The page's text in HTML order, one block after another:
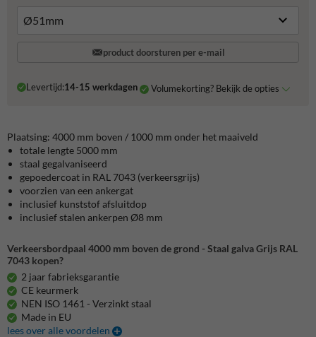
product doorsturen per e-mail
Levertijd:14-15 werkdagen Volumekorting? Bekijk de opties
Plaatsing: 4000 mm boven / 1000 mm onder het maaiveld
totale lengte 5000 mm
staal gegalvaniseerd
gepoedercoat in RAL 7043 (verkeersgrijs)
voorzien van een ankergat
inclusief kunststof afsluitdop
inclusief stalen ankerpen Ø8 mm
Verkeersbordpaal 4000 mm boven de grond - Staal galva Grijs RAL
7043 kopen?
2 jaar fabrieksgarantie
CE keurmerk
NEN ISO 1461 - Verzinkt staal
Made in EU
lees over alle voordelen